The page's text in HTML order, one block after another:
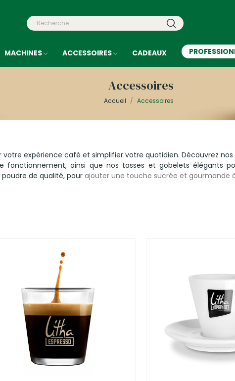
MACHINES ACCESSOIRES CADEAUX
Accessoires
Accueil Accessoires
expérience café et simplifier votre quotidien. Découvrez nos
fonctionnement, ainsi que nos tasses et gobelets élégants
de qualité, pour ajouter une touche sucrée et gourmande